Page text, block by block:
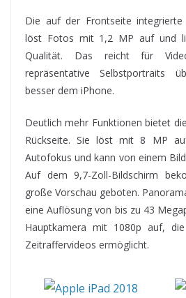
Die auf der Frontseite integrierte
löst Fotos mit 1,2 MP auf und
Qualität. Das reicht für
repräsentative Selbstportraits
besser dem iPhone.
Deutlich mehr Funktionen bietet
Rückseite. Sie löst mit 8 MP
Autofokus und kann von einem
Auf dem 9,7-Zoll-Bildschirm
große Vorschau geboten.
eine Auflösung von bis zu 43
Hauptkamera mit 1080p auf,
Zeitraffervideos ermöglicht.